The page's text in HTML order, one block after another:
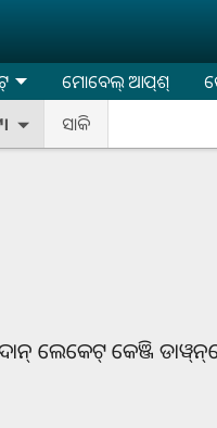
ସାକି
ମୋବେଲ୍‌ ଆପ୍‌ଶ୍‌
ଲେକେଟ୍‌ କେଞ୍ଜି